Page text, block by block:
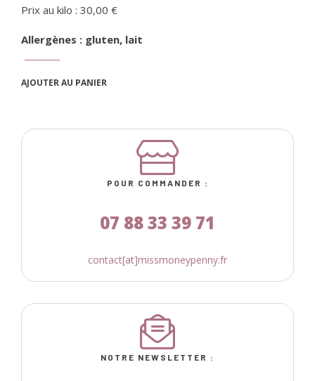
Prix au kilo : 30,00 €
Allergènes : gluten, lait
AJOUTER AU PANIER
POUR COMMANDER :
07 88 33 39 71
contact[at]missmoneypenny.fr
NOTRE NEWSLETTER :